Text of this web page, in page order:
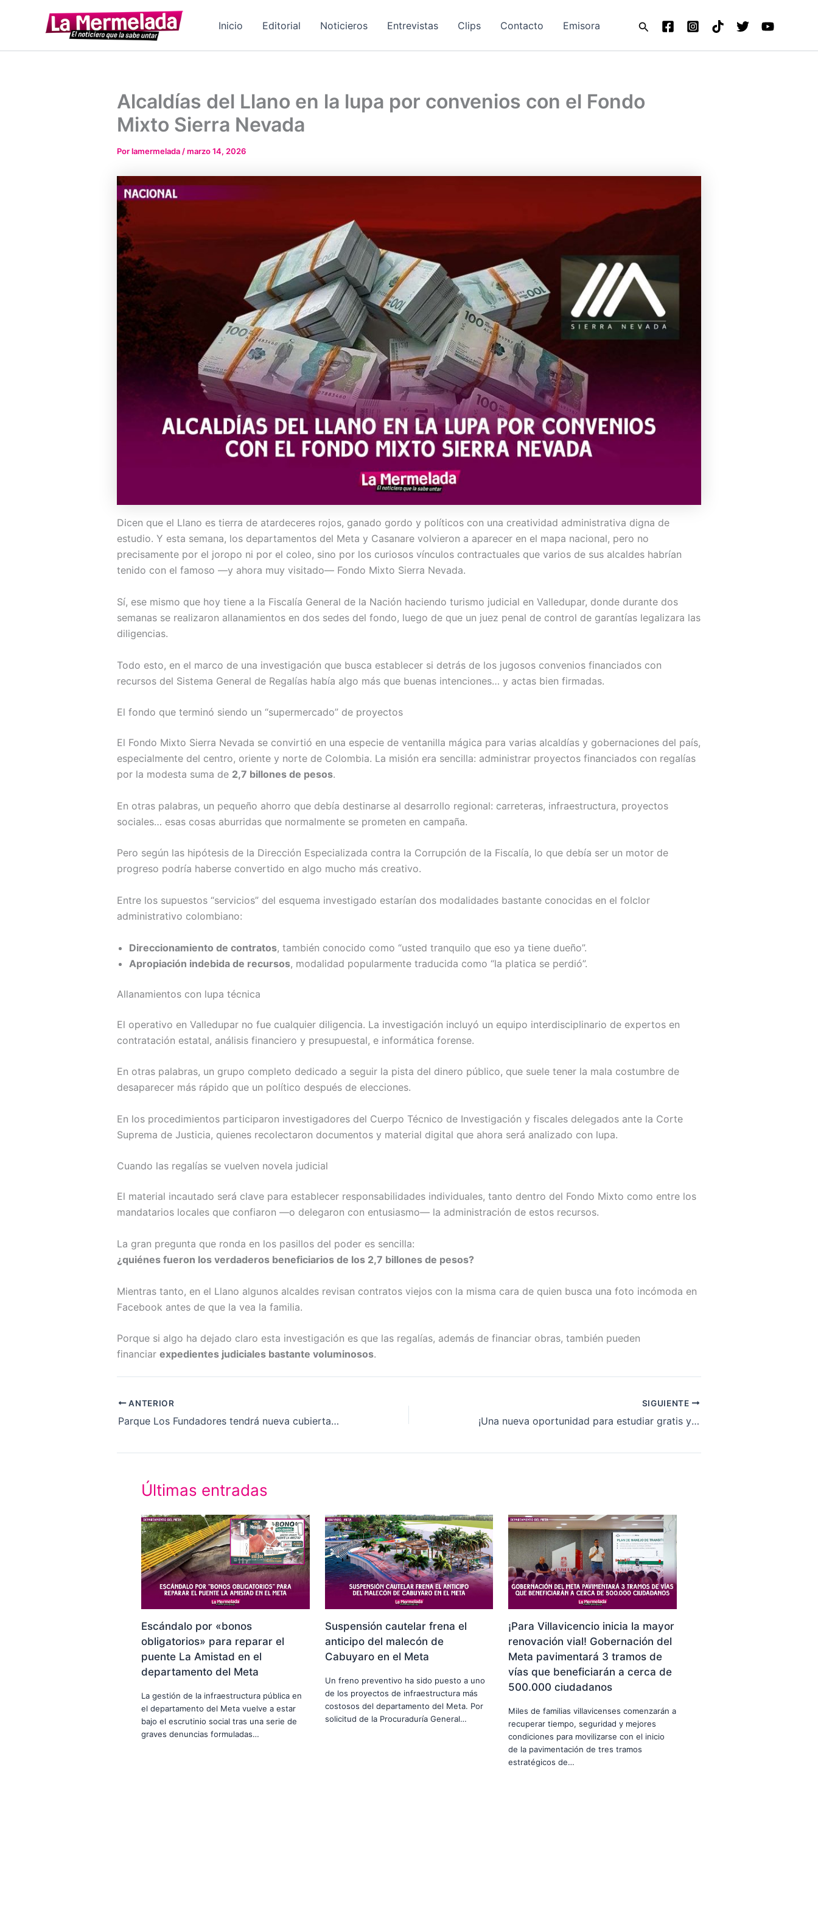
Inicio Editorial Noticieros Entrevistas Clips Contacto Emisora Buscar
Alcaldías del Llano en la lupa por convenios con el Fondo
Mixto Sierra Nevada
Porlamermelada/marzo 14, 2026
Dicen que el Llano es tierra de atardeceres rojos, ganado gordo y políticos con una creatividad administrativa digna de
estudio. Y esta semana, los departamentos del Meta y Casanare volvieron a aparecer en el mapa nacional, pero no
precisamente por el joropo ni por el coleo, sino por los curiosos vínculos contractuales que varios de sus alcaldes habrían
tenido con el famoso —y ahora muy visitado— Fondo Mixto Sierra Nevada.
Sí, ese mismo que hoy tiene a la Fiscalía General de la Nación haciendo turismo judicial en Valledupar, donde durante dos
semanas se realizaron allanamientos en dos sedes del fondo, luego de que un juez penal de control de garantías legalizara las
diligencias.
Todo esto, en el marco de una investigación que busca establecer si detrás de los jugosos convenios financiados con
recursos del Sistema General de Regalías había algo más que buenas intenciones… y actas bien firmadas.
El fondo que terminó siendo un “supermercado” de proyectos
El Fondo Mixto Sierra Nevada se convirtió en una especie de ventanilla mágica para varias alcaldías y gobernaciones del país,
especialmente del centro, oriente y norte de Colombia. La misión era sencilla: administrar proyectos financiados con regalías
por la modesta suma de 2,7 billones de pesos.
En otras palabras, un pequeño ahorro que debía destinarse al desarrollo regional: carreteras, infraestructura, proyectos
sociales… esas cosas aburridas que normalmente se prometen en campaña.
Pero según las hipótesis de la Dirección Especializada contra la Corrupción de la Fiscalía, lo que debía ser un motor de
progreso podría haberse convertido en algo mucho más creativo.
Entre los supuestos “servicios” del esquema investigado estarían dos modalidades bastante conocidas en el folclor
administrativo colombiano:
Direccionamiento de contratos, también conocido como “usted tranquilo que eso ya tiene dueño”.
Apropiación indebida de recursos, modalidad popularmente traducida como “la platica se perdió”.
Allanamientos con lupa técnica
El operativo en Valledupar no fue cualquier diligencia. La investigación incluyó un equipo interdisciplinario de expertos en
contratación estatal, análisis financiero y presupuestal, e informática forense.
En otras palabras, un grupo completo dedicado a seguir la pista del dinero público, que suele tener la mala costumbre de
desaparecer más rápido que un político después de elecciones.
En los procedimientos participaron investigadores del Cuerpo Técnico de Investigación y fiscales delegados ante la Corte
Suprema de Justicia, quienes recolectaron documentos y material digital que ahora será analizado con lupa.
Cuando las regalías se vuelven novela judicial
El material incautado será clave para establecer responsabilidades individuales, tanto dentro del Fondo Mixto como entre los
mandatarios locales que confiaron —o delegaron con entusiasmo— la administración de estos recursos.
La gran pregunta que ronda en los pasillos del poder es sencilla:
¿quiénes fueron los verdaderos beneficiarios de los 2,7 billones de pesos?
Mientras tanto, en el Llano algunos alcaldes revisan contratos viejos con la misma cara de quien busca una foto incómoda en
Facebook antes de que la vea la familia.
Porque si algo ha dejado claro esta investigación es que las regalías, además de financiar obras, también pueden
financiar expedientes judiciales bastante voluminosos.
ANTERIOR
Parque Los Fundadores tendrá nueva cubierta y mejoras en su zona de comidas como parte de la estrategia turística de la ciudad
SIGUIENTE
¡Una nueva oportunidad para estudiar gratis y transformar el futuro en Cumaral!
Últimas entradas
Escándalo por «bonos
obligatorios» para reparar el
puente La Amistad en el
departamento del Meta
La gestión de la infraestructura pública en
el departamento del Meta vuelve a estar
bajo el escrutinio social tras una serie de
graves denuncias formuladas…
Suspensión cautelar frena el
anticipo del malecón de
Cabuyaro en el Meta
Un freno preventivo ha sido puesto a uno
de los proyectos de infraestructura más
costosos del departamento del Meta. Por
solicitud de la Procuraduría General…
¡Para Villavicencio inicia la mayor
renovación vial! Gobernación del
Meta pavimentará 3 tramos de
vías que beneficiarán a cerca de
500.000 ciudadanos
Miles de familias villavicenses comenzarán a
recuperar tiempo, seguridad y mejores
condiciones para movilizarse con el inicio
de la pavimentación de tres tramos
estratégicos de…